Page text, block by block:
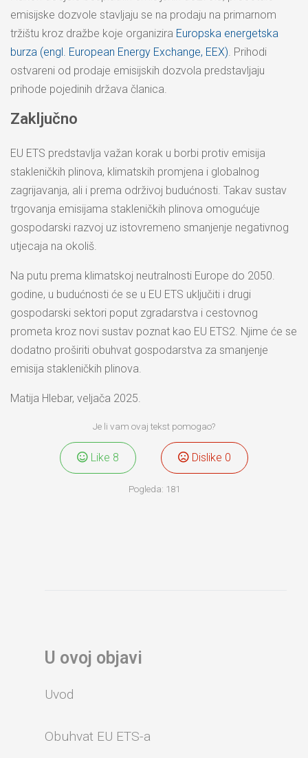
emisijske dozvole stavljaju se na prodaju na primarnom
tržištu kroz dražbe koje organizira Europska energetska
burza (engl. European Energy Exchange, EEX). Prihodi
ostvareni od prodaje emisijskih dozvola predstavljaju
prihode pojedinih država članica.
Zaključno
EU ETS predstavlja važan korak u borbi protiv emisija
stakleničkih plinova, klimatskih promjena i globalnog
zagrijavanja, ali i prema održivoj budućnosti. Takav sustav
trgovanja emisijama stakleničkih plinova omogućuje
gospodarski razvoj uz istovremeno smanjenje negativnog
utjecaja na okoliš.
Na putu prema klimatskoj neutralnosti Europe do 2050.
godine, u budućnosti će se u EU ETS uključiti i drugi
gospodarski sektori poput zgradarstva i cestovnog
prometa kroz novi sustav poznat kao EU ETS2. Njime će se
dodatno proširiti obuhvat gospodarstva za smanjenje
emisija stakleničkih plinova.
Matija Hlebar, veljača 2025.
Je li vam ovaj tekst pomogao?
Like 8 Dislike 0
Pogleda: 181
U ovoj objavi
Uvod
Obuhvat EU ETS-a